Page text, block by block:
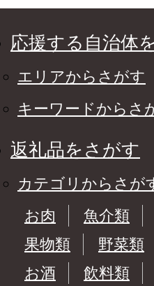
応援する自治体
エリアからさがす
キーワードからさ
返礼品をさがす
カテゴリからさが
お肉
魚介類
果物類
野菜類
お酒
飲料類